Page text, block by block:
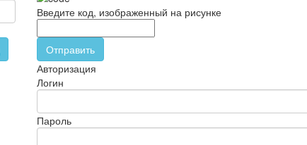
Введите код, изображенный на рисунке
Отправить
Авторизация
Логин
Пароль